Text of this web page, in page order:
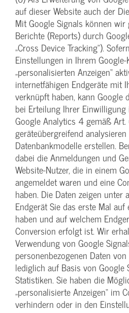
auf dieser Website auch der
Mit Google Signals können
Berichte (Reports) durch
„Cross Device Tracking“).
Einstellungen in Ihrem
„personalisierten Anzeigen“
internetfähigen Endgeräte mit
verknüpft haben, kann Google
bei Erteilung Ihrer
Google Analytics 4 gemäß Art.
geräteübergreifend
Datenbankmodelle erstellen.
dabei die Anmeldungen und
Website-Nutzer, die in einem
angemeldet waren und eine
haben. Die Daten zeigen unter
Endgerät Sie das erste Mal
haben und auf welchem
Conversion erfolgt ist. Wir
Verwendung von Google
personenbezogenen Daten
lediglich auf Basis von Google
Statistiken. Sie haben die
„personalisierte Anzeigen“ im
verhindern oder in den